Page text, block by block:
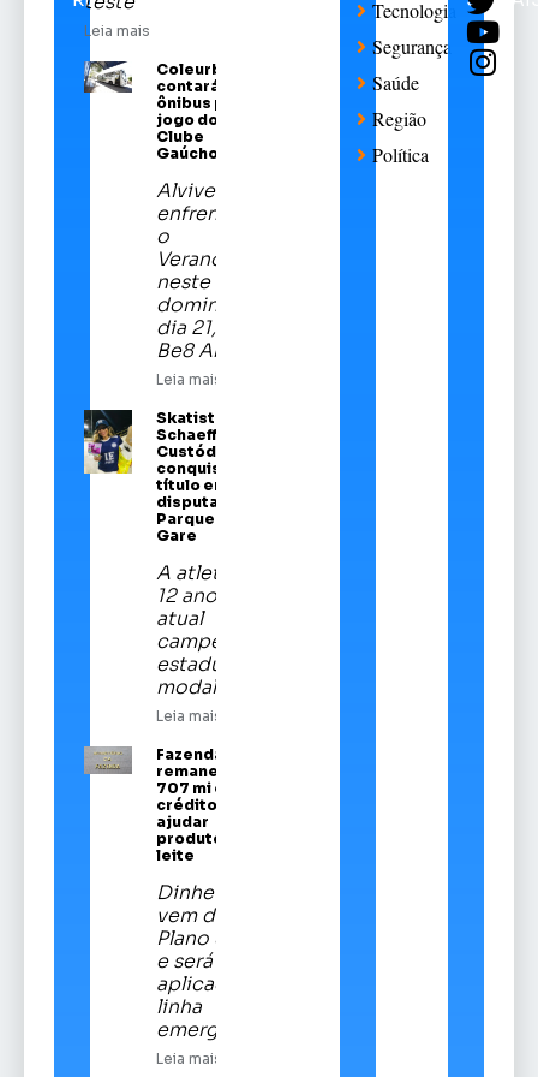
Leia mais
Coleurb
contará com
ônibus para
jogo do Sport
Clube
Gaúcho
Alviverde
enfrentará
o
Veranópolis
neste
domingo,
dia 21, na
Be8 Arena
Leia mais
Skatista Alice
Schaeffer
Custódio
conquista
título em
disputa no
Parque da
Gare
A atleta de
12 anos é a
atual
campeã
estadual da
modalidade
Leia mais
Fazenda
remaneja R$
707 mi em
crédito para
ajudar
produtores de
leite
Dinheiro
vem do
Plano Safra
e será
aplicado em
linha
emergencial
Leia mais
Tecnologia
Segurança
Saúde
Região
Política